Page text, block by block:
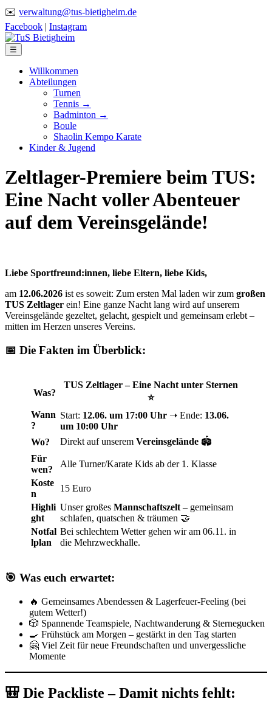
✉️ verwaltung@tus-bietigheim.de
Facebook | Instagram
☰
Willkommen
Abteilungen
Turnen
Tennis →
Badminton →
Boule
Shaolin Kempo Karate
Kinder & Jugend
Zeltlager-Premiere beim TUS:
Eine Nacht voller Abenteuer
auf dem Vereinsgelände!
Liebe Sportfreund:innen, liebe Eltern, liebe Kids,
am 12.06.2026 ist es soweit: Zum ersten Mal laden wir zum großen
TUS Zeltlager ein! Eine ganze Nacht lang wird auf unserem
Vereinsgelände gezeltet, gelacht, gespielt und gemeinsam erlebt –
mitten im Herzen unseres Vereins.
📅 Die Fakten im Überblick:
Was?
TUS Zeltlager – Eine Nacht unter Sternen
⭐
Wann
?
Start: 12.06. um 17:00 Uhr ➝ Ende: 13.06.
um 10:00 Uhr
Wo?
Direkt auf unserem Vereinsgelände 🏟️
Für
wen?
Alle Turner/Karate Kids ab der 1. Klasse
Koste
n
15 Euro
Highli
ght
Unser großes Mannschaftszelt – gemeinsam
schlafen, quatschen & träumen 🤝
Notfal
lplan
Bei schlechtem Wetter gehen wir am 06.11. in
die Mehrzweckhalle.
🎯 Was euch erwartet:
🔥 Gemeinsames Abendessen & Lagerfeuer-Feeling (bei
gutem Wetter!)
🎲 Spannende Teamspiele, Nachtwanderung & Sternegucken
🍳 Frühstück am Morgen – gestärkt in den Tag starten
🤗 Viel Zeit für neue Freundschaften und unvergessliche
Momente
🎒 Die Packliste – Damit nichts fehlt: